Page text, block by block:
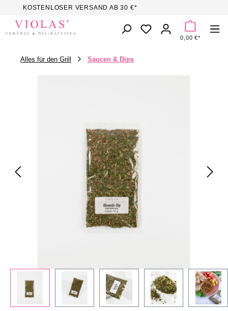
Zum Hauptinhalt springen
KOSTENLOSER VERSAND AB 30 €*
DU HAST 0
0,00 €*
Alles für den Grill Saucen & Dips